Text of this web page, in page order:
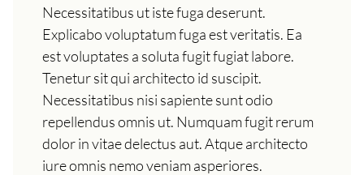
Necessitatibus ut iste fuga deserunt.
Explicabo voluptatum fuga est veritatis. Ea
est voluptates a soluta fugit fugiat labore.
Tenetur sit qui architecto id suscipit.
Necessitatibus nisi sapiente sunt odio
repellendus omnis ut. Numquam fugit rerum
dolor in vitae delectus aut. Atque architecto
iure omnis nemo veniam asperiores.